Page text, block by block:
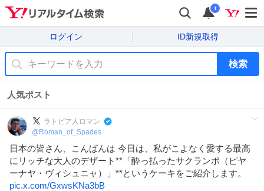
i
ログイン ID新規取得
検索
人気ポスト
ラトビア人ロマン
@ Roman_of_Spades
日本の皆さん、こんばんは 今日は、私がこよなく愛する最高
にリッチな大人のデザート**「酔っ払ったサクランボ（ピヤ
ーナヤ・ヴィシュニャ）」**というケーキをご紹介します。
pic.x.com/GxwsKNa3bB